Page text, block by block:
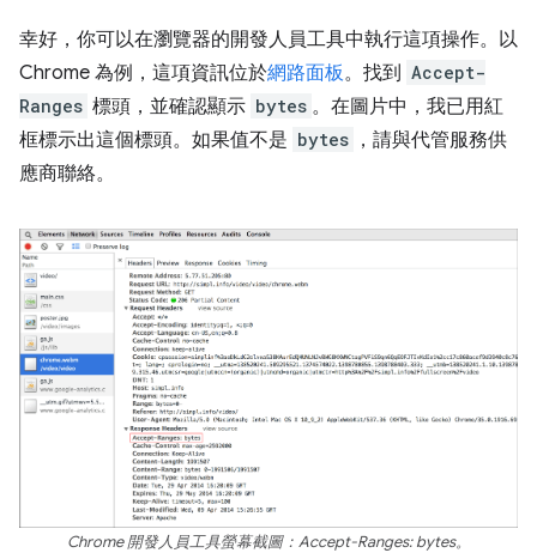
幸好，你可以在瀏覽器的開發人員工具中執行這項操作。以
Chrome 為例，這項資訊位於網路面板。找到 Accept-
Ranges 標頭，並確認顯示 bytes 。在圖片中，我已用紅
框標示出這個標頭。如果值不是 bytes ，請與代管服務供
應商聯絡。
Chrome 開發人員工具螢幕截圖：Accept-Ranges: bytes。